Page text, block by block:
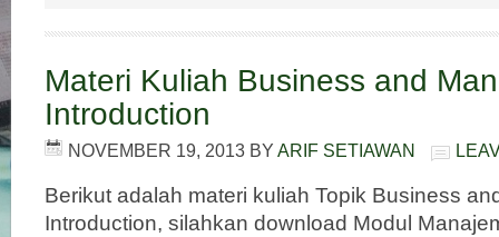
Materi Kuliah Business and
Introduction
NOVEMBER 19, 2013 BY ARIF SETIAWAN
Berikut adalah materi kuliah Topik Business
Introduction, silahkan download Modul